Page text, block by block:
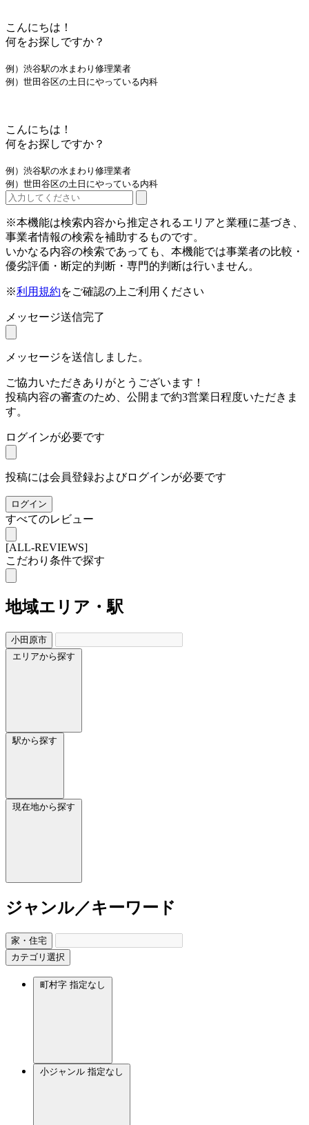
こんにちは！
何をお探しですか？
例）渋谷駅の水まわり修理業者
例）世田谷区の土日にやっている内科
こんにちは！
何をお探しですか？
例）渋谷駅の水まわり修理業者
例）世田谷区の土日にやっている内科
※本機能は検索内容から推定されるエリアと業種に基づき、
事業者情報の検索を補助するものです。
いかなる内容の検索であっても、本機能では事業者の比較・
優劣評価・断定的判断・専門的判断は行いません。
※利用規約をご確認の上ご利用ください
メッセージ送信完了
メッセージを送信しました。
ご協力いただきありがとうございます！
投稿内容の審査のため、公開まで約3営業日程度いただきま
す。
ログインが必要です
投稿には会員登録およびログインが必要です
ログイン
すべてのレビュー
[ALL-REVIEWS]
こだわり条件で探す
地域エリア・駅
小田原市
エリアから探す
駅から探す
現在地から探す
ジャンル／キーワード
家・住宅
カテゴリ選択
町村字 指定なし
小ジャンル 指定なし